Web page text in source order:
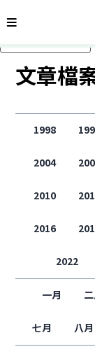
內容分類
文章檔
1998
2004
2010
2016
2022
一月
七月 八月